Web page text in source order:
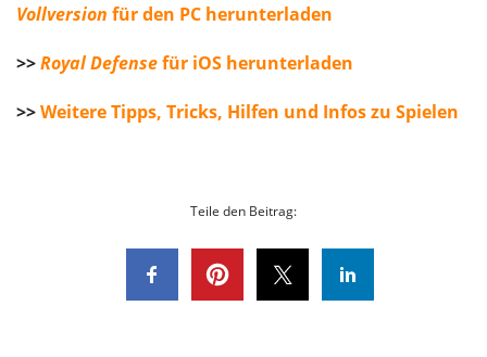
Vollversion für den PC herunterladen
>>Royal Defensefür iOS herunterladen
>>Weitere Tipps, Tricks, Hilfen und Infos zu Spielen
Teile den Beitrag: